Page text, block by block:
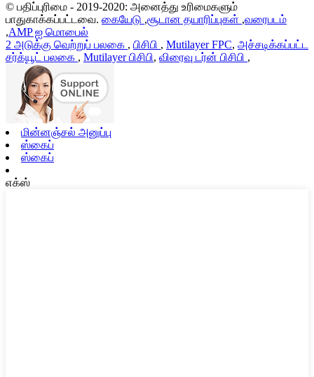
© பதிப்புரிமை - 2019-2020: அனைத்து உரிமைகளும்
பாதுகாக்கப்பட்டவை. கையேடு ,சூடான தயாரிப்புகள் ,வரைபடம்
,AMP ஐ மொபைல்
2 அடுக்கு வெற்றுப் பலகை , பிசிபி , Mutilayer FPC, அச்சடிக்கப்பட்ட
சர்க்யூட் பலகை , Mutilayer பிசிபி, விரைவு டர்ன் பிசிபி ,
மின்னஞ்சல் அனுப்பு
ஸ்கைப்
ஸ்கைப்
எக்ஸ்